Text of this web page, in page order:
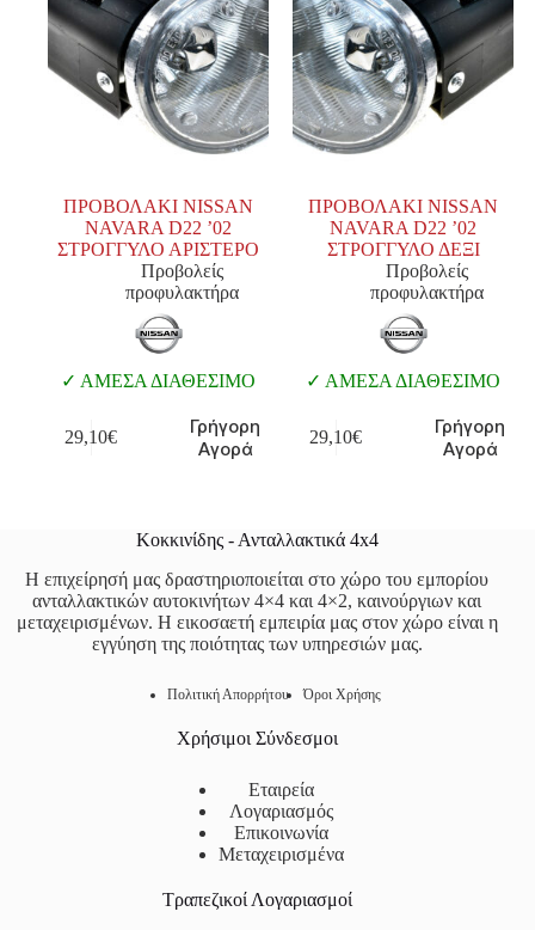
ΠΡΟΒΟΛΑΚΙ NISSAN
NAVARA D22 ’02
ΣΤΡΟΓΓΥΛΟ ΑΡΙΣΤΕΡΟ
Προβολείς
προφυλακτήρα
ΑΜΕΣΑ ΔΙΑΘΕΣΙΜΟ
29,10€
Γρήγορη
Αγορά
ΠΡΟΒΟΛΑΚΙ NISSAN
NAVARA D22 ’02
ΣΤΡΟΓΓΥΛΟ ΔΕΞΙ
Προβολείς
προφυλακτήρα
ΑΜΕΣΑ ΔΙΑΘΕΣΙΜΟ
29,10€
Γρήγορη
Αγορά
Κοκκινίδης - Ανταλλακτικά 4x4
Η επιχείρησή μας δραστηριοποιείται στο χώρο του εμπορίου
ανταλλακτικών αυτοκινήτων 4×4 και 4×2, καινούργιων και
μεταχειρισμένων. Η εικοσαετή εμπειρία μας στον χώρο είναι η
εγγύηση της ποιότητας των υπηρεσιών μας.
Πολιτική Απορρήτου Όροι Χρήσης
Χρήσιμοι Σύνδεσμοι
Εταιρεία
Λογαριασμός
Επικοινωνία
Μεταχειρισμένα
Τραπεζικοί Λογαριασμοί